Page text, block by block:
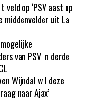
veld op ‘PSV aast op
middenvelder uit La
van PSV in derde
Wijndal wil deze
naar Ajax’